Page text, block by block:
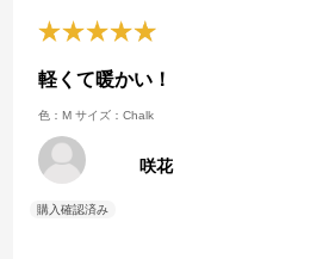
軽くて暖かい！
色：M サイズ：Chalk
咲花